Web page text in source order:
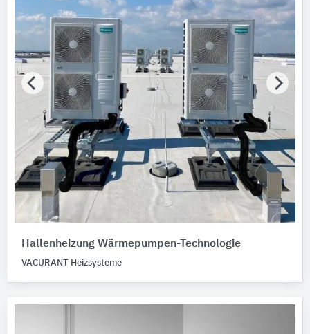
Hallenheizung Wärmepumpen-Technologie
VACURANT Heizsysteme